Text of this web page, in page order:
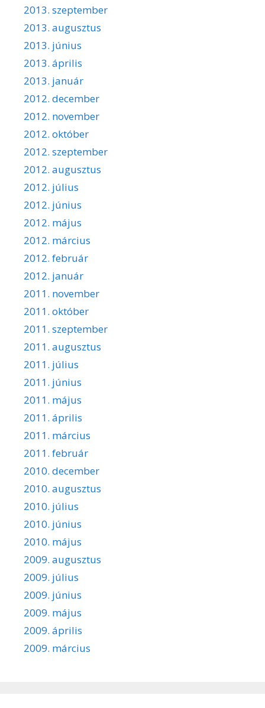
2013. szeptember
2013. augusztus
2013. június
2013. április
2013. január
2012. december
2012. november
2012. október
2012. szeptember
2012. augusztus
2012. július
2012. június
2012. május
2012. március
2012. február
2012. január
2011. november
2011. október
2011. szeptember
2011. augusztus
2011. július
2011. június
2011. május
2011. április
2011. március
2011. február
2010. december
2010. augusztus
2010. július
2010. június
2010. május
2009. augusztus
2009. július
2009. június
2009. május
2009. április
2009. március